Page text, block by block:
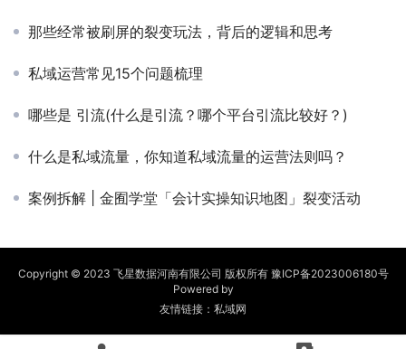
那些经常被刷屏的裂变玩法，背后的逻辑和思考
私域运营常见15个问题梳理
哪些是 引流(什么是引流？哪个平台引流比较好？)
什么是私域流量，你知道私域流量的运营法则吗？
案例拆解 | 金囿学堂「会计实操知识地图」裂变活动
Copyright © 2023 飞星数据河南有限公司 版权所有 豫ICP备2023006180号
Powered by
友情链接： 私域网